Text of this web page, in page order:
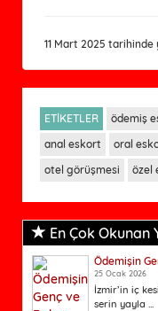
11 Mart 2025 tarihinde
ETİKETLER ödemiş
anal eskort
oral
otel görüşmesi
özel
En Çok Okunan
Ödemişin
25 Ocak 2026
İzmir’in iç
serin yayla ...